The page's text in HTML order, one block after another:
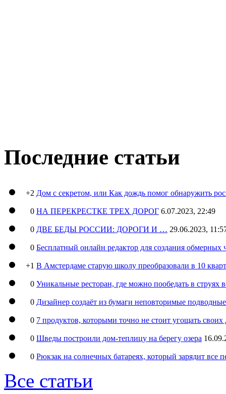
Последние статьи
+2 Дом с секретом, или Как дождь помог обнаружить
0 НА ПЕРЕКРЕСТКЕ ТРЕХ ДОРОГ 6.07.2023, 22:49
0 ДВЕ БЕДЫ РОССИИ: ДОРОГИ И … 29.06.2023,
0 Бесплатный онлайн редактор для создания обмерных
+1 В Амстердаме старую школу преобразовали в 10
0 Уникальные ресторан, где можно пообедать в струях
0 Дизайнер создаёт из бумаги неповторимые
0 7 продуктов, которыми точно не стоит угощать
0 Шведы построили дом-теплицу на берегу озера
0 Рюкзак на солнечных батареях, который зарядит все
Все статьи